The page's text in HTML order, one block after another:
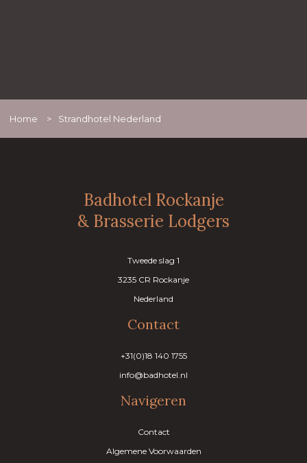
Home > Strandhotel Nederland
Badhotel Rockanje
& Brasserie Lodgers
Tweede slag 1
3235 CR Rockanje
Nederland
Contact
+31(0)18 140 1755
info@badhotel.nl
Navigeren
Contact
Algemene Voorwaarden